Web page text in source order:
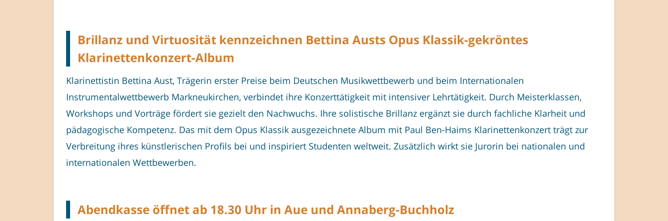
Brillanz und Virtuosität kennzeichnen Bettina Austs Opus Klassik-gekröntes
Klarinettenkonzert-Album
Klarinettistin Bettina Aust, Trägerin erster Preise beim Deutschen Musikwettbewerb und beim Internationalen
Instrumentalwettbewerb Markneukirchen, verbindet ihre Konzerttätigkeit mit intensiver Lehrtätigkeit. Durch Meisterklassen,
Workshops und Vorträge fördert sie gezielt den Nachwuchs. Ihre solistische Brillanz ergänzt sie durch fachliche Klarheit und
pädagogische Kompetenz. Das mit dem Opus Klassik ausgezeichnete Album mit Paul Ben-Haims Klarinettenkonzert trägt zur
Verbreitung ihres künstlerischen Profils bei und inspiriert Studenten weltweit. Zusätzlich wirkt sie Jurorin bei nationalen und
internationalen Wettbewerben.
Abendkasse öffnet ab 18.30 Uhr in Aue und Annaberg-Buchholz